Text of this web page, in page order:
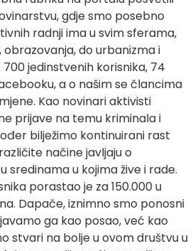
gdje smo posebno
radnji ima u svim sferama,
do urbanizma i
jedinstvenih korisnika, 74
a o našim se člancima
Kao novinari aktivisti
prijave na temu kriminala i
bilježimo kontinuirani rast
načine javljaju o
sredinama u kojima žive i rade.
porastao je za 150.000 u
Dapače, iznimno smo ponosni
ga kao posao, već kao
stvari na bolje u ovom društvu u